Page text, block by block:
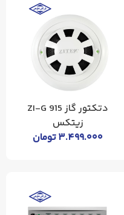
دتکتور گاز ZI-G 915
زیتکس
۳.۴۹۹.۰۰۰تومان